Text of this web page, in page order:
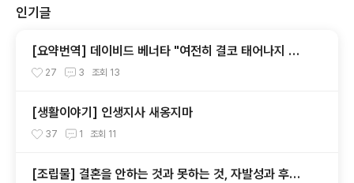
인기글
[요약번역] 데이비드 베너타 "여전히 결코 태어나지 않
는 것이 더 낫다: 내 비판자들에 대한 답변"
27 3 조회 13
[생활이야기] 인생지사 새옹지마
37 1 조회 11
[조립물] 결혼을 안하는 것과 못하는 것, 자발성과 후견